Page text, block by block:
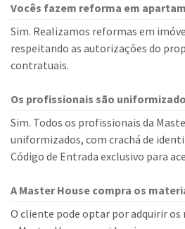
Vocês fazem reforma em
Sim. Realizamos reformas em
respeitando as autorizações do
contratuais.
Os profissionais são
Sim. Todos os profissionais da
uniformizados, com crachá de
Código de Entrada exclusivo para
A Master House compra os
O cliente pode optar por adquirir